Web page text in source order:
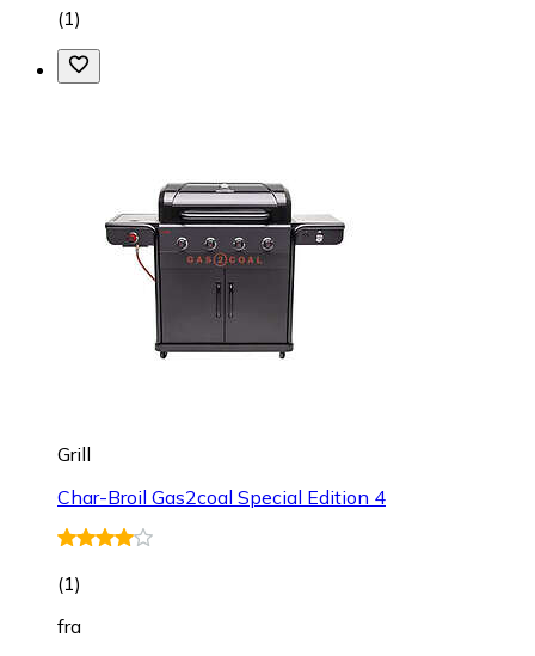
(1)
Grill
Char-Broil Gas2coal Special Edition 4
(1)
fra